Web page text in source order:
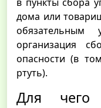
дома или
обязательным
организация
опасности (в
ртуть).
Для чего